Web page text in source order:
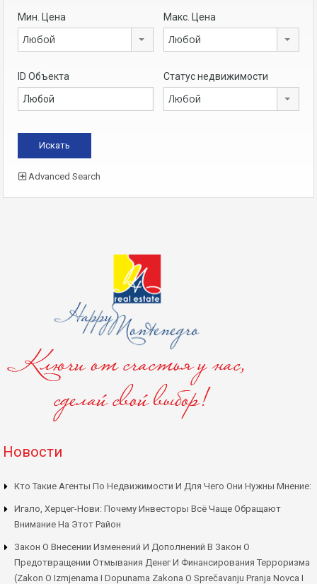
Мин. Цена
Любой
Макс. Цена
Любой
ID Объекта Статус недвижимости
Любой
Advanced Search
Новости
Кто Такие Агенты По Недвижимости И Для Чего Они Нужны Мнение:
Игало, Херцег-Нови: Почему Инвесторы Всё Чаще Обращают
Внимание На Этот Район
Закон О Внесении Изменений И Дополнений В Закон О
Предотвращении Отмывания Денег И Финансирования Терроризма
(Zakon O Izmjenama I Dopunama Zakona O Sprečavanju Pranja Novca I